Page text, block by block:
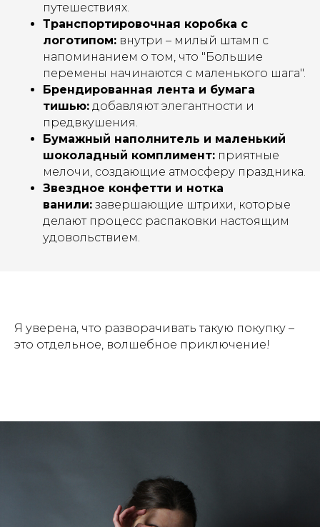
путешествиях.
Транспортировочная коробка с
логотипом: внутри – милый штамп с
напоминанием о том, что "Большие
перемены начинаются с маленького шага".
Брендированная лента и бумага
тишью: добавляют элегантности и
предвкушения.
Бумажный наполнитель и маленький
шоколадный комплимент: приятные
мелочи, создающие атмосферу праздника.
Звездное конфетти и нотка
ванили: завершающие штрихи, которые
делают процесс распаковки настоящим
удовольствием.
Я уверена, что разворачивать такую покупку –
это отдельное, волшебное приключение!